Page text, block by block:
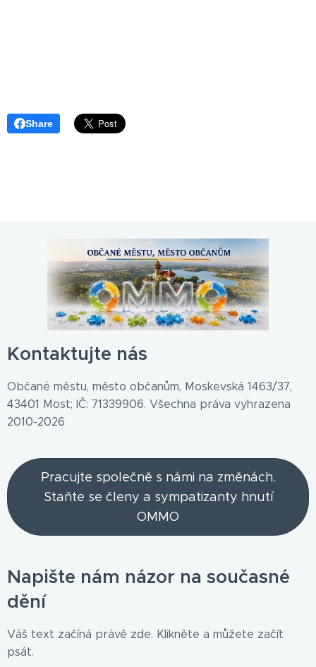
Share
Kontaktujte nás
Občané městu, město občanům, Moskevská 1463/37,
43401 Most; IČ: 71339906. Všechna práva vyhrazena
2010-2026
Pracujte společně s námi na změnách.
Staňte se členy a sympatizanty hnutí
OMMO
Napište nám názor na současné
dění
Váš text začíná právě zde. Klikněte a můžete začít
psát.